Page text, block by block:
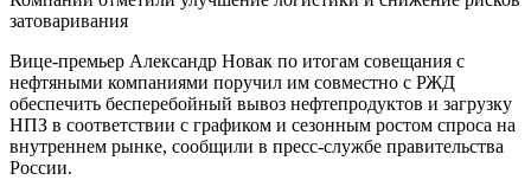
затоваривания
Вице-премьер Александр Новак по итогам совещания с
нефтяными компаниями поручил им совместно с РЖД
обеспечить бесперебойный вывоз нефтепродуктов и загрузку
НПЗ в соответствии с графиком и сезонным ростом спроса на
внутреннем рынке, сообщили в пресс-службе правительства
России.